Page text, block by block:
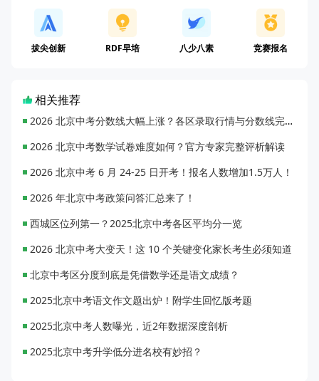
拔尖创新 RDF早培 八少八素 竞赛报名
相关推荐
2026 北京中考分数线大幅上涨？各区录取行情与分数线完整汇总
2026 北京中考数学试卷难度如何？官方专家完整评析解读
2026 北京中考 6 月 24-25 日开考！报名人数增加1.5万人！
2026 年北京中考政策问答汇总来了！
西城区位列第一？2025北京中考各区平均分一览
2026 北京中考大变天！这 10 个关键变化家长考生必须知道
北京中考区分度到底是凭借数学还是语文成绩？
2025北京中考语文作文题出炉！附学生回忆版考题
2025北京中考人数曝光，近2年数据深度剖析
2025北京中考升学低分进名校有妙招？